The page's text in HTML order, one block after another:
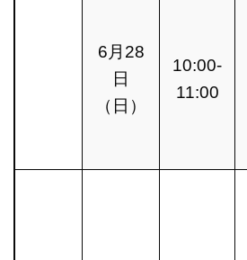
6月28
日
（日）
10:00-
11:00